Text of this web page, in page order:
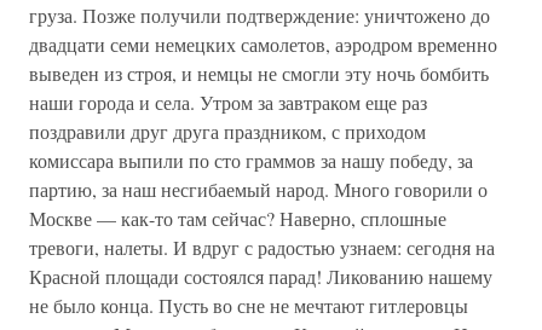
груза. Позже получили подтверждение: уничтожено до
двадцати семи немецких самолетов, аэродром временно
выведен из строя, и немцы не смогли эту ночь бомбить
наши города и села. Утром за завтраком еще раз
поздравили друг друга праздником, с приходом
комиссара выпили по сто граммов за нашу победу, за
партию, за наш несгибаемый народ. Много говорили о
Москве — как-то там сейчас? Наверно, сплошные
тревоги, налеты. И вдруг с радостью узнаем: сегодня на
Красной площади состоялся парад! Ликованию нашему
не было конца. Пусть во сне не мечтают гитлеровцы